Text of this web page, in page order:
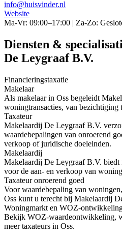
info@huisvinder.nl
Website
Ma-Vr: 09:00–17:00 | Za-Zo:
Diensten &
De Leygraaf B.V.
Financieringstaxatie
Makelaar
Als makelaar in Oss begeleidt
woningtransacties, van bezichtiging
Taxateur
Makelaardij De Leygraaf B.V.
waardebepalingen van onroerend
verkoop of juridische doeleinden.
Makelaardij
Makelaardij De Leygraaf B.V. biedt
voor de aan- en verkoop van
Taxateur onroerend goed
Voor waardebepaling van
Oss kunt u terecht bij Makelaardij
Woningmarkt en WOZ-
Bekijk WOZ-waardeontwikkeling,
meer taxateurs in Oss.